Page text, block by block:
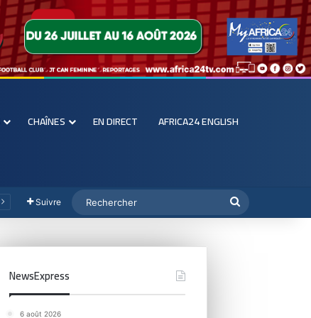
CHAÎNES EN DIRECT AFRICA24 ENGLISH
Suivre
NewsExpress
6 août 2026